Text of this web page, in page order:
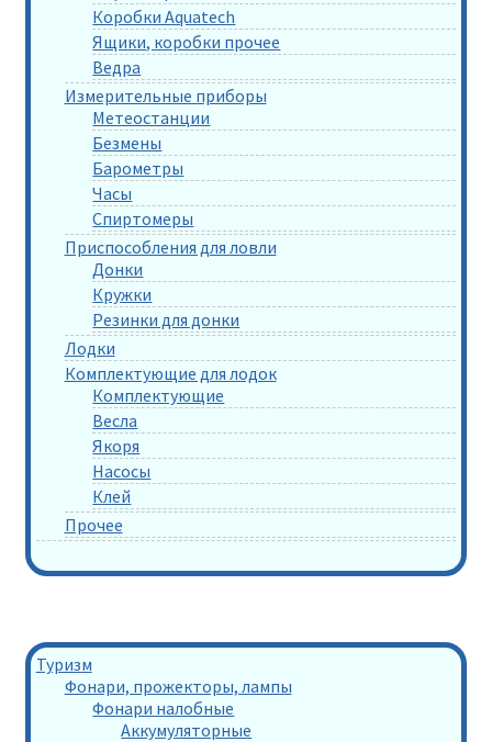
Коробки Aquatech
Ящики, коробки прочее
Ведра
Измерительные приборы
Метеостанции
Безмены
Барометры
Часы
Спиртомеры
Приспособления для ловли
Донки
Кружки
Резинки для донки
Лодки
Комплектующие для лодок
Комплектующие
Весла
Якоря
Насосы
Клей
Прочее
Туризм
Фонари, прожекторы, лампы
Фонари налобные
Аккумуляторные